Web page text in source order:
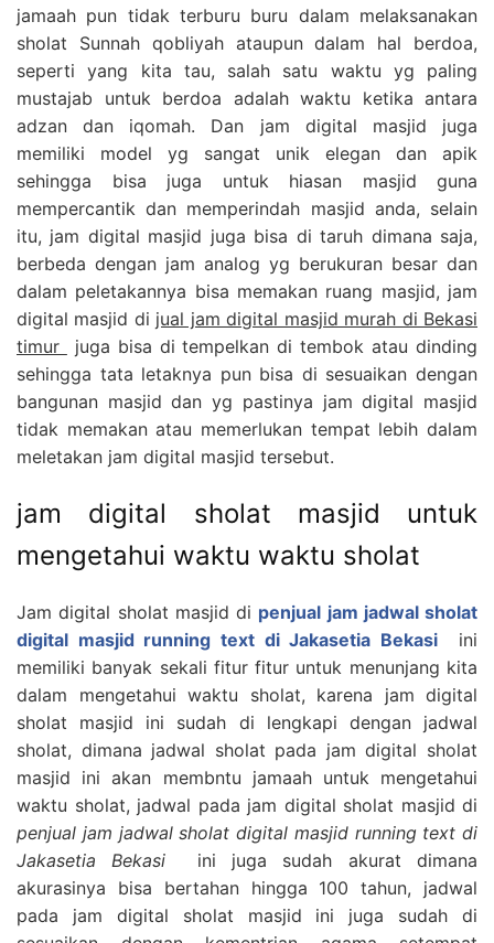
jamaah pun tidak terburu buru dalam melaksanakan
sholat Sunnah qobliyah ataupun dalam hal berdoa,
seperti yang kita tau, salah satu waktu yg paling
mustajab untuk berdoa adalah waktu ketika antara
adzan dan iqomah. Dan jam digital masjid juga
memiliki model yg sangat unik elegan dan apik
sehingga bisa juga untuk hiasan masjid guna
mempercantik dan memperindah masjid anda, selain
itu, jam digital masjid juga bisa di taruh dimana saja,
berbeda dengan jam analog yg berukuran besar dan
dalam peletakannya bisa memakan ruang masjid, jam
digital masjid di jual jam digital masjid murah di Bekasi
timur
juga bisa di tempelkan di tembok atau dinding
sehingga tata letaknya pun bisa di sesuaikan dengan
bangunan masjid dan yg pastinya jam digital masjid
tidak memakan atau memerlukan tempat lebih dalam
meletakan jam digital masjid tersebut.
jam digital sholat masjid untuk
mengetahui waktu waktu sholat
Jam digital sholat masjid di penjual jam jadwal sholat
digital masjid running text di Jakasetia Bekasiini
memiliki banyak sekali fitur fitur untuk menunjang kita
dalam mengetahui waktu sholat, karena jam digital
sholat masjid ini sudah di lengkapi dengan jadwal
sholat, dimana jadwal sholat pada jam digital sholat
masjid ini akan membntu jamaah untuk mengetahui
waktu sholat, jadwal pada jam digital sholat masjid di
penjual jam jadwal sholat digital masjid running text di
Jakasetia Bekasi ini juga sudah akurat dimana
akurasinya bisa bertahan hingga 100 tahun, jadwal
pada jam digital sholat masjid ini juga sudah di